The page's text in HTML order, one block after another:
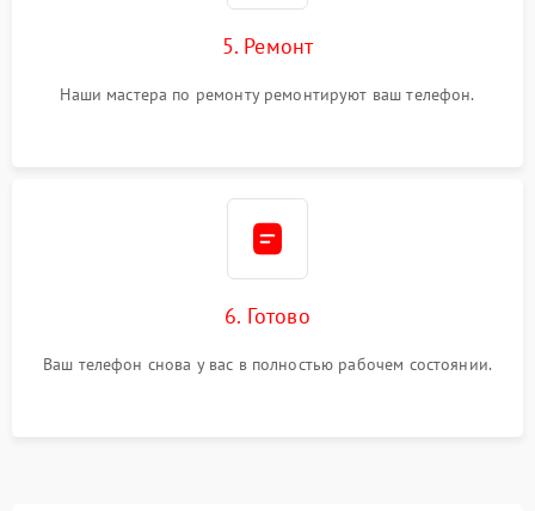
5. Ремонт
Наши мастера по ремонту ремонтируют ваш телефон.
6. Готово
Ваш телефон снова у вас в полностью рабочем состоянии.